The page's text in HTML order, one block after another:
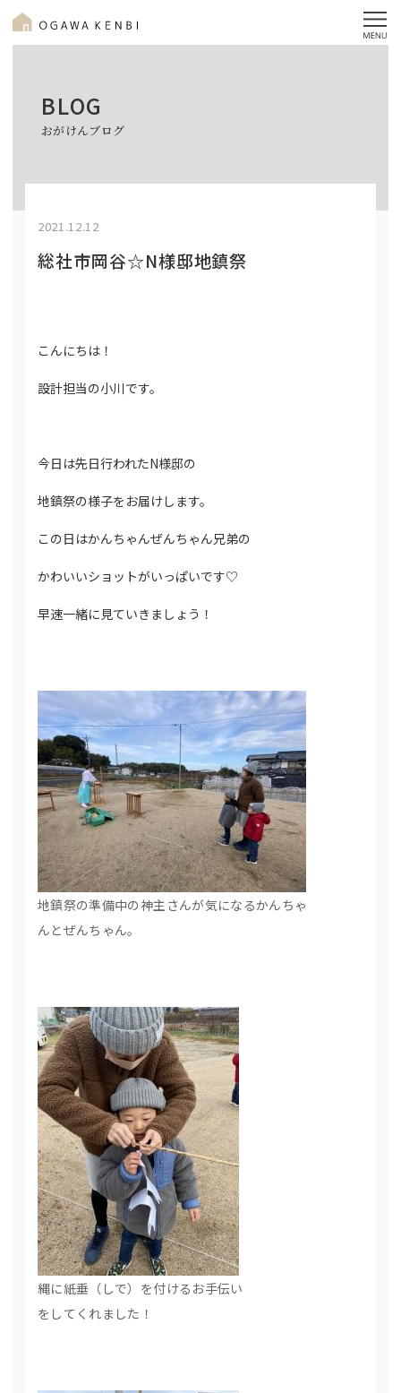
BLOG
おがけんブログ
2021.12.12
総社市岡谷☆N様邸地鎮祭
こんにちは！
設計担当の小川です。
今日は先日行われたN様邸の
地鎮祭の様子をお届けします。
この日はかんちゃんぜんちゃん兄弟の
かわいいショットがいっぱいです♡
早速一緒に見ていきましょう！
地鎮祭の準備中の神主さんが気になるかんちゃ
んとぜんちゃん。
縄に紙垂（しで）を付けるお手伝い
をしてくれました！